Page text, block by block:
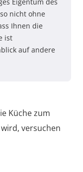
nicht ohne
Ihnen die
ist
auf andere
Küche zum
versuchen